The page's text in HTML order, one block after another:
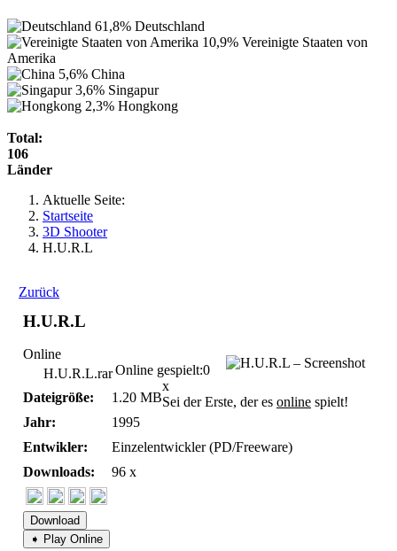
61,8% Deutschland
10,9% Vereinigte Staaten von
Amerika
5,6% China
3,6% Singapur
2,3% Hongkong
Total:
106
Länder
Aktuelle Seite:
Startseite
3D Shooter
H.U.R.L
Zurück
H.U.R.L
Online
H.U.R.L.rar
Dateigröße:
1.20 MB
Jahr:
1995
Entwikler:
Einzelentwickler (PD/Freeware)
Downloads:
96 x
Online gespielt:0
x
Sei der Erste, der es online spielt!
Download
➧ Play Online